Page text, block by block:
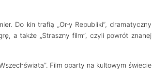
Do kin trafią „Orły Republiki”, dramatyczny
a także „Straszny film”, czyli powrót znanej
Film oparty na kultowym świecie